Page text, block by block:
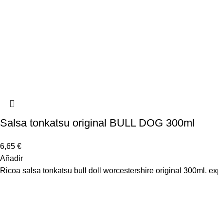
Salsa tonkatsu original BULL DOG 300ml
6,65 €
Añadir
Ricoa salsa tonkatsu bull doll worcestershire original 300ml.